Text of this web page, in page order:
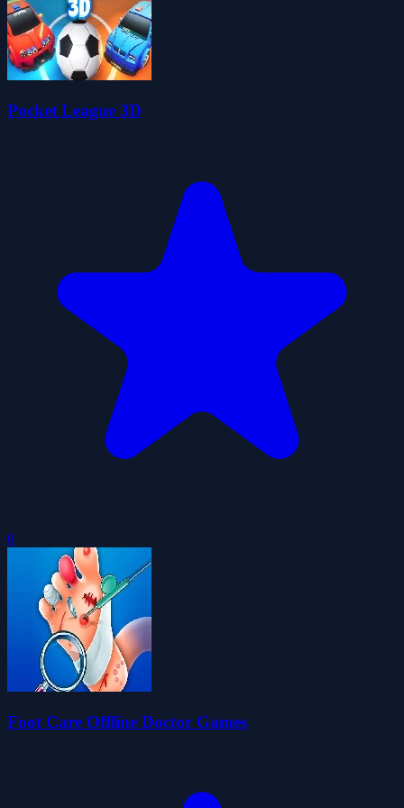
Pocket League 3D
0
Foot Care Offline Doctor Games